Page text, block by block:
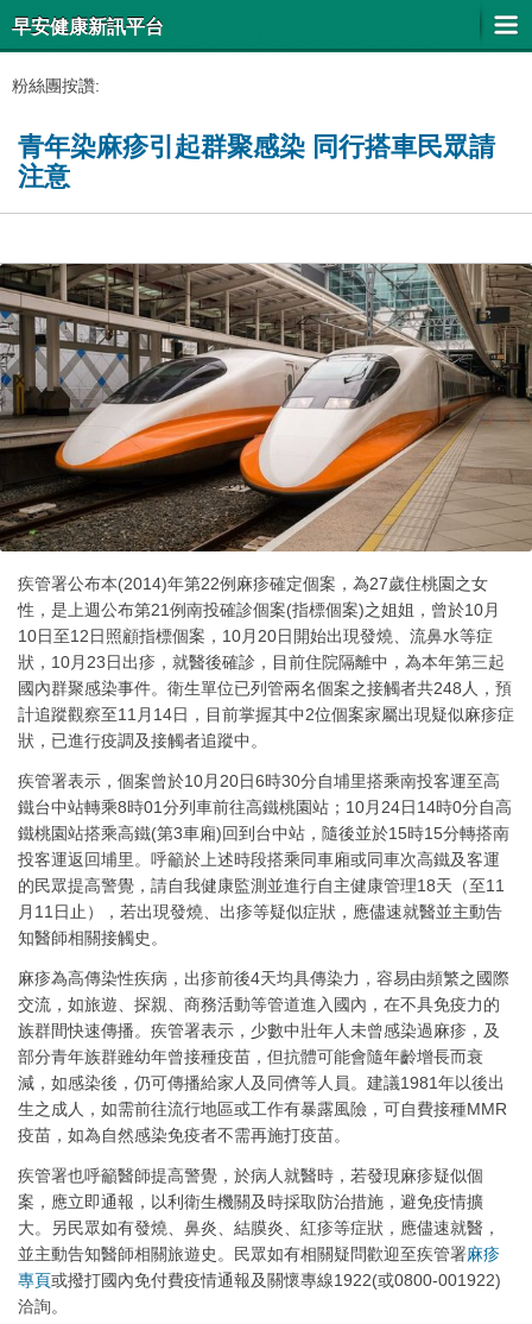
早安健康新訊平台
粉絲團按讚:
青年染麻疹引起群聚感染 同行搭車民眾請
注意
疾管署公布本(2014)年第22例麻疹確定個案，為27歲住桃園之女
性，是上週公布第21例南投確診個案(指標個案)之姐姐，曾於10月
10日至12日照顧指標個案，10月20日開始出現發燒、流鼻水等症
狀，10月23日出疹，就醫後確診，目前住院隔離中，為本年第三起
國內群聚感染事件。衛生單位已列管兩名個案之接觸者共248人，預
計追蹤觀察至11月14日，目前掌握其中2位個案家屬出現疑似麻疹症
狀，已進行疫調及接觸者追蹤中。
疾管署表示，個案曾於10月20日6時30分自埔里搭乘南投客運至高
鐵台中站轉乘8時01分列車前往高鐵桃園站；10月24日14時0分自高
鐵桃園站搭乘高鐵(第3車廂)回到台中站，隨後並於15時15分轉搭南
投客運返回埔里。呼籲於上述時段搭乘同車廂或同車次高鐵及客運
的民眾提高警覺，請自我健康監測並進行自主健康管理18天（至11
月11日止），若出現發燒、出疹等疑似症狀，應儘速就醫並主動告
知醫師相關接觸史。
麻疹為高傳染性疾病，出疹前後4天均具傳染力，容易由頻繁之國際
交流，如旅遊、探親、商務活動等管道進入國內，在不具免疫力的
族群間快速傳播。疾管署表示，少數中壯年人未曾感染過麻疹，及
部分青年族群雖幼年曾接種疫苗，但抗體可能會隨年齡增長而衰
減，如感染後，仍可傳播給家人及同儕等人員。建議1981年以後出
生之成人，如需前往流行地區或工作有暴露風險，可自費接種MMR
疫苗，如為自然感染免疫者不需再施打疫苗。
疾管署也呼籲醫師提高警覺，於病人就醫時，若發現麻疹疑似個
案，應立即通報，以利衛生機關及時採取防治措施，避免疫情擴
大。另民眾如有發燒、鼻炎、結膜炎、紅疹等症狀，應儘速就醫，
並主動告知醫師相關旅遊史。民眾如有相關疑問歡迎至疾管署麻疹
專頁或撥打國內免付費疫情通報及關懷專線1922(或0800-001922)
洽詢。